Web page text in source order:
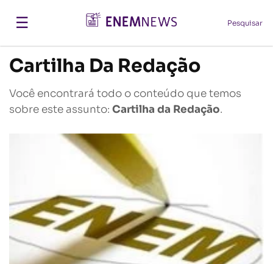
☰ Pesquisar
Cartilha Da Redação
Você encontrará todo o conteúdo que temos
sobre este assunto: Cartilha da Redação.